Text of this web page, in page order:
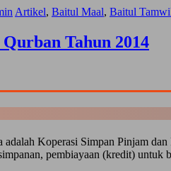
Kini
Rp
54,5
Artikel, Baitul Maal, Baitul
Tahun 2014
Koperasi Simpan Pinjam
pembiayaan (kredit) untuk